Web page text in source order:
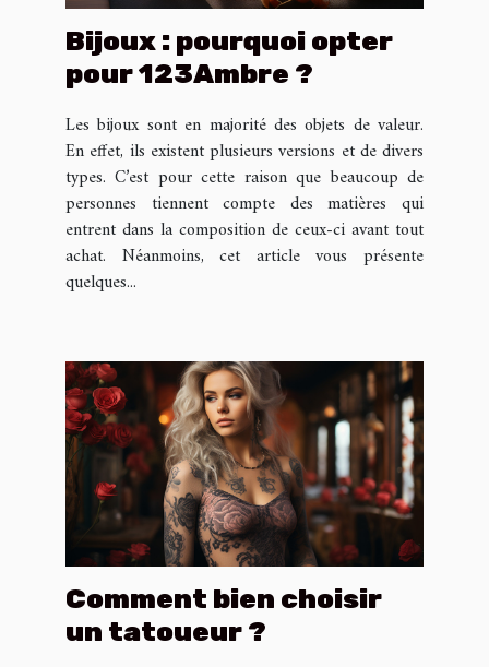
Bijoux : pourquoi opter
pour 123Ambre ?
Les bijoux sont en majorité des objets de valeur.
En effet, ils existent plusieurs versions et de divers
types. C’est pour cette raison que beaucoup de
personnes tiennent compte des matières qui
entrent dans la composition de ceux-ci avant tout
achat. Néanmoins, cet article vous présente
quelques...
Comment bien choisir
un tatoueur ?